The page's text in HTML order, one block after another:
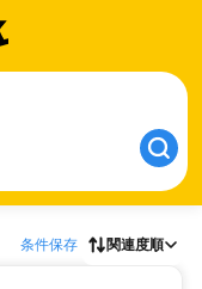
条件保存 関連度順